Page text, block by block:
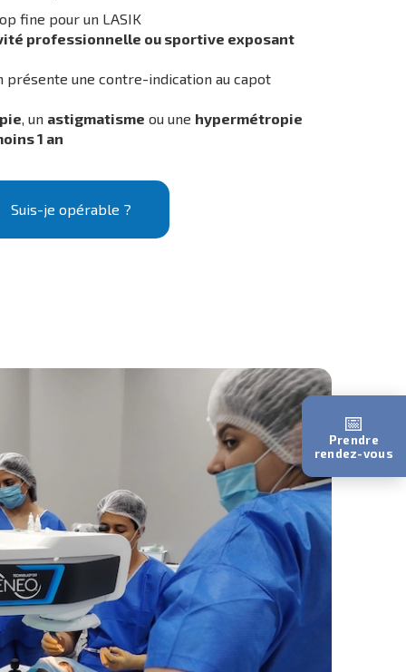
fine pour un LASIK
professionnelle ou sportive exposant
présente une contre-indication au capot
, un astigmatisme ou une hypermétropie
1 an
Suis-je opérable ?
📅
Prendre
rendez-vous